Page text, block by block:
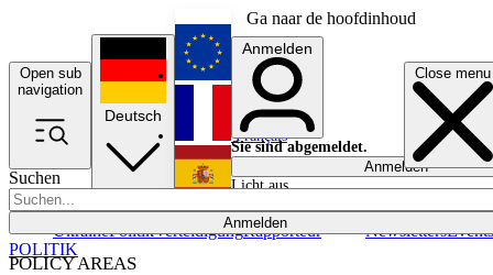
Ga naar de hoofdinhoud
Open sub
navigation
Close menu
Suchen
Anmelden
POLICY AREAS
UkrainePolitikVerteidigungRapporteur NewslettersEvents
Deutsch
English
Français
Anmelden
Sie sind abgemeldet.
Anmelden
Licht aus
POLITIK